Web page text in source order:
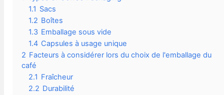
1.1 Sacs
1.2 Boîtes
1.3 Emballage sous vide
1.4 Capsules à usage unique
2 Facteurs à considérer lors du choix de l'emballage du
café
2.1 Fraîcheur
2.2 Durabilité